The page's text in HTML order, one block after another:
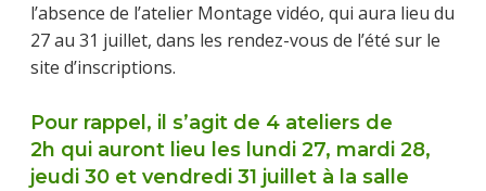
l’absence de l’atelier Montage vidéo, qui aura lieu du
27 au 31 juillet, dans les rendez-vous de l’été sur le
site d’inscriptions.
Pour rappel, il s’agit de 4 ateliers de
2h qui auront lieu les lundi 27, mardi 28,
jeudi 30 et vendredi 31 juillet à la salle